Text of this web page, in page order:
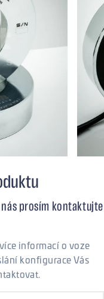
prosím kontaktujte
informací o voze
konfigurace Vás